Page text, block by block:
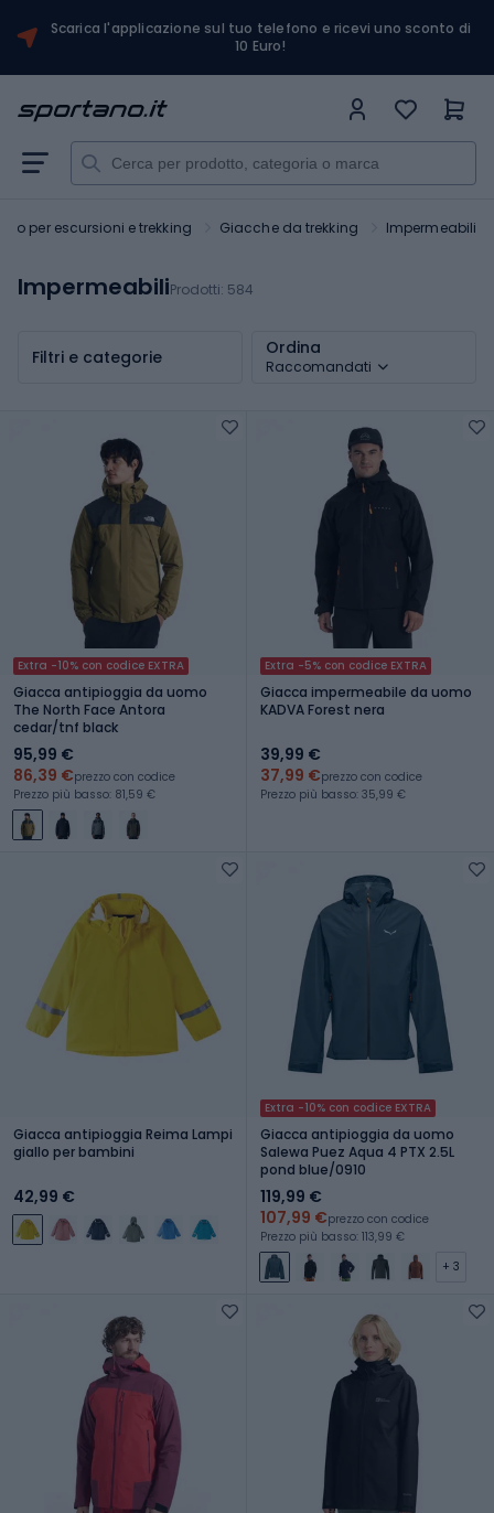
Scarica l'applicazione sul tuo telefono e ricevi uno sconto di
10 Euro!
per escursioni e trekking Giacche da trekking Impermeabili
ImpermeabiliProdotti: 584
Filtri e categorie Ordina
Raccomandati
Extra -10% con codice EXTRA
Giacca antipioggia da uomo
The North Face Antora
cedar/tnf black
95,99 €
86,39 €prezzo con codice
Prezzo più basso: 81,59 €
Extra -5% con codice EXTRA
Giacca impermeabile da uomo
KADVA Forest nera
39,99 €
37,99 €prezzo con codice
Prezzo più basso: 35,99 €
Giacca antipioggia Reima Lampi
giallo per bambini
42,99 €
Extra -10% con codice EXTRA
Giacca antipioggia da uomo
Salewa Puez Aqua 4 PTX 2.5L
pond blue/0910
119,99 €
107,99 €prezzo con codice
Prezzo più basso: 113,99 €
+ 3